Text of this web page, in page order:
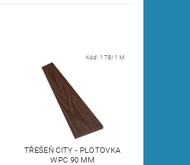
Kód: 178/1 M
TŘEŠEŇ CITY - PLOTOVKA
WPC 90 MM